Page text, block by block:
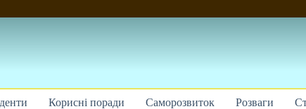
Корисні поради Саморозвиток Розваги